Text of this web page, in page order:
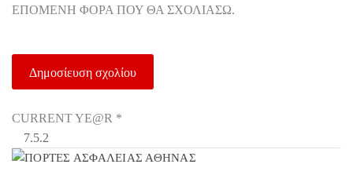
ΕΠΌΜΕΝΗ ΦΟΡΆ ΠΟΥ ΘΑ ΣΧΟΛΙΆΣΩ.
CURRENT YE@R *